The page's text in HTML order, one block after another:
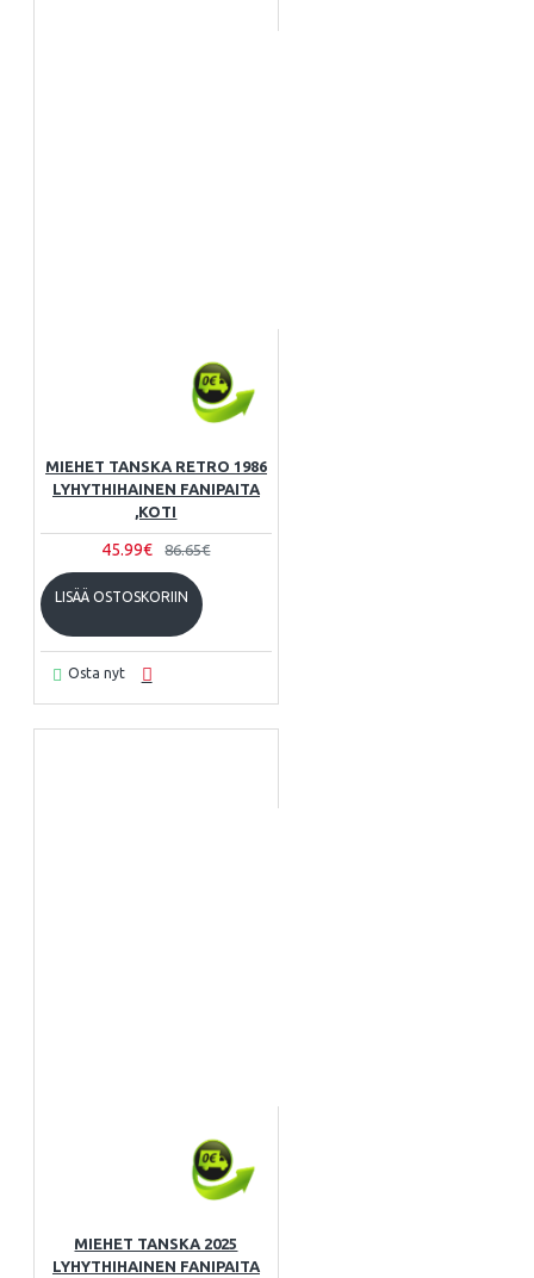
MIEHET TANSKA RETRO 1986
LYHYTHIHAINEN FANIPAITA
,KOTI
45.99€ 86.65€
LISÄÄ OSTOSKORIIN
Osta nyt
MIEHET TANSKA 2025
LYHYTHIHAINEN FANIPAITA